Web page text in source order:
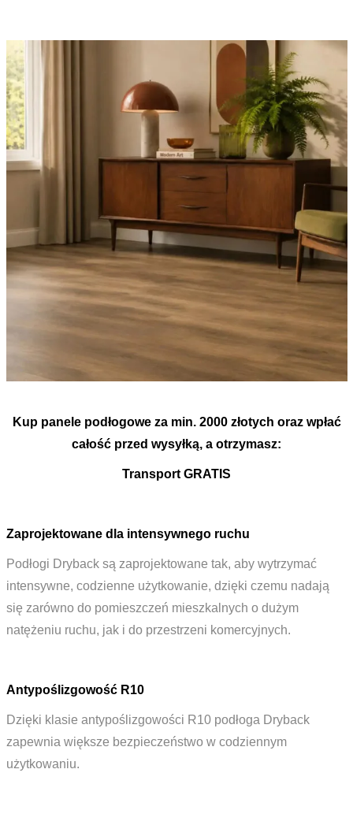
Kup panele podłogowe za min. 2000 złotych oraz wpłać
całość przed wysyłką, a otrzymasz:
Transport GRATIS
Zaprojektowane dla intensywnego ruchu
Podłogi Dryback są zaprojektowane tak, aby wytrzymać
intensywne, codzienne użytkowanie, dzięki czemu nadają
się zarówno do pomieszczeń mieszkalnych o dużym
natężeniu ruchu, jak i do przestrzeni komercyjnych.
Antypoślizgowość R10
Dzięki klasie antypoślizgowości R10 podłoga Dryback
zapewnia większe bezpieczeństwo w codziennym
użytkowaniu.